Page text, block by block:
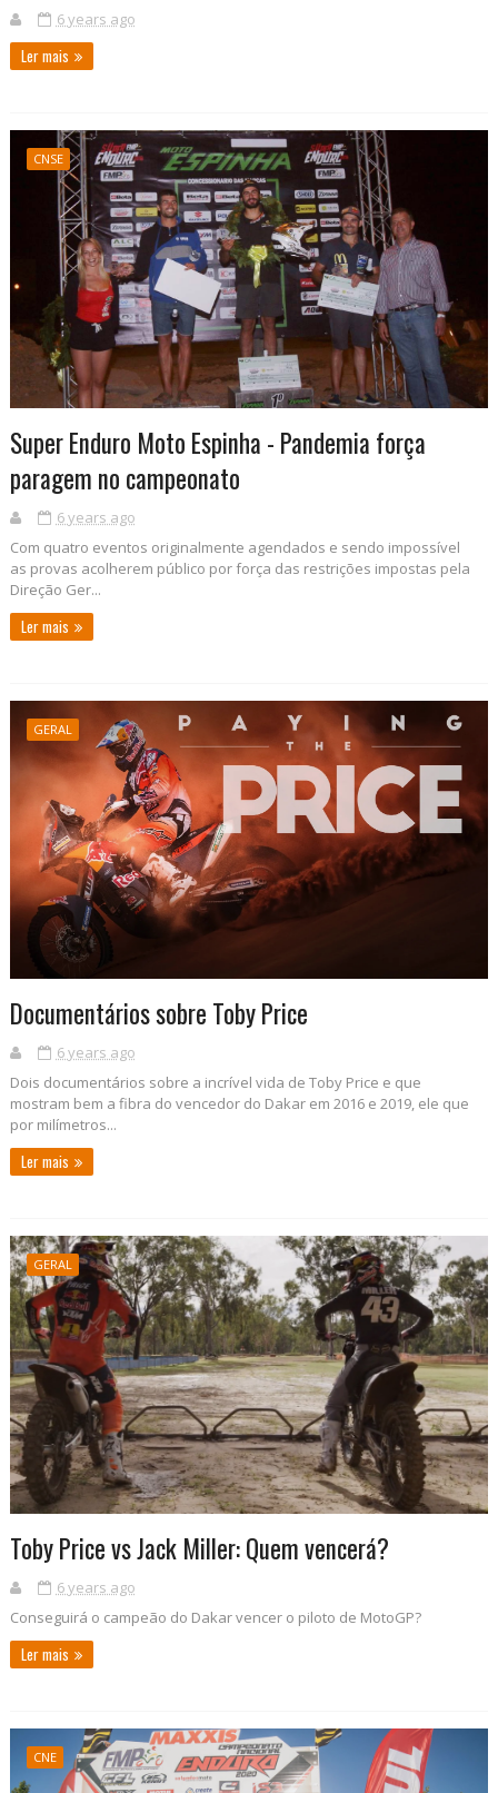
6 years ago
Ler mais
CNSE
Super Enduro Moto Espinha - Pandemia força
paragem no campeonato
6 years ago
Com quatro eventos originalmente agendados e sendo impossível
as provas acolherem público por força das restrições impostas pela
Direção Ger...
Ler mais
GERAL
Documentários sobre Toby Price
6 years ago
Dois documentários sobre a incrível vida de Toby Price e que
mostram bem a fibra do vencedor do Dakar em 2016 e 2019, ele que
por milímetros...
Ler mais
GERAL
Toby Price vs Jack Miller: Quem vencerá?
6 years ago
Conseguirá o campeão do Dakar vencer o piloto de MotoGP?
Ler mais
CNE